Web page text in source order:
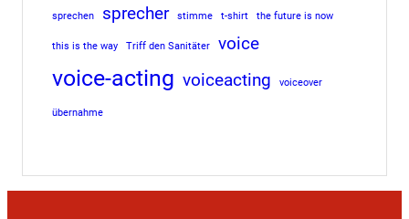
sprechen sprecher stimme t-shirt the future is now
this is the way Triff den Sanitäter voice
voice-acting voiceacting voiceover
übernahme